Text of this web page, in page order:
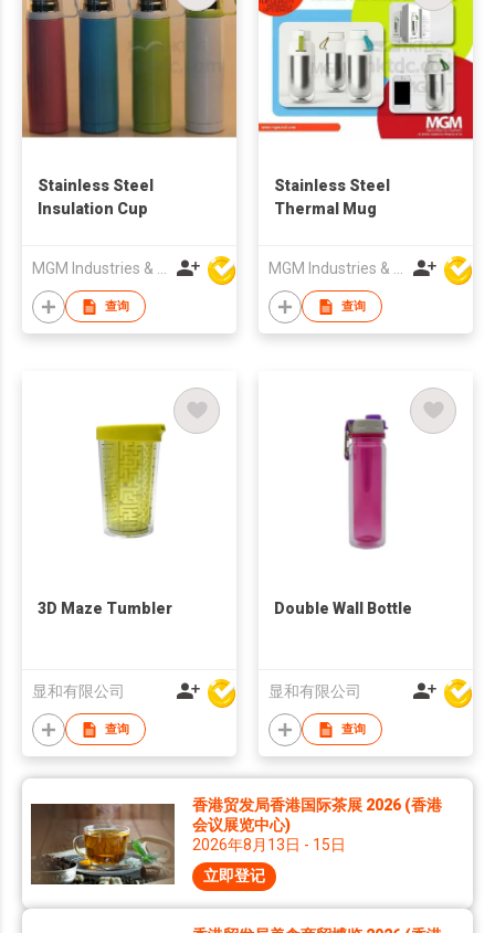
Stainless Steel
Insulation Cup
查询
Stainless Steel
Thermal Mug
查询
3D Maze Tumbler
显和有限公司
查询
Double Wall Bottle
显和有限公司
查询
香港贸发局香港国际茶展 2026 (香港
会议展览中心)
2026年8月13日 - 15日
立即登记